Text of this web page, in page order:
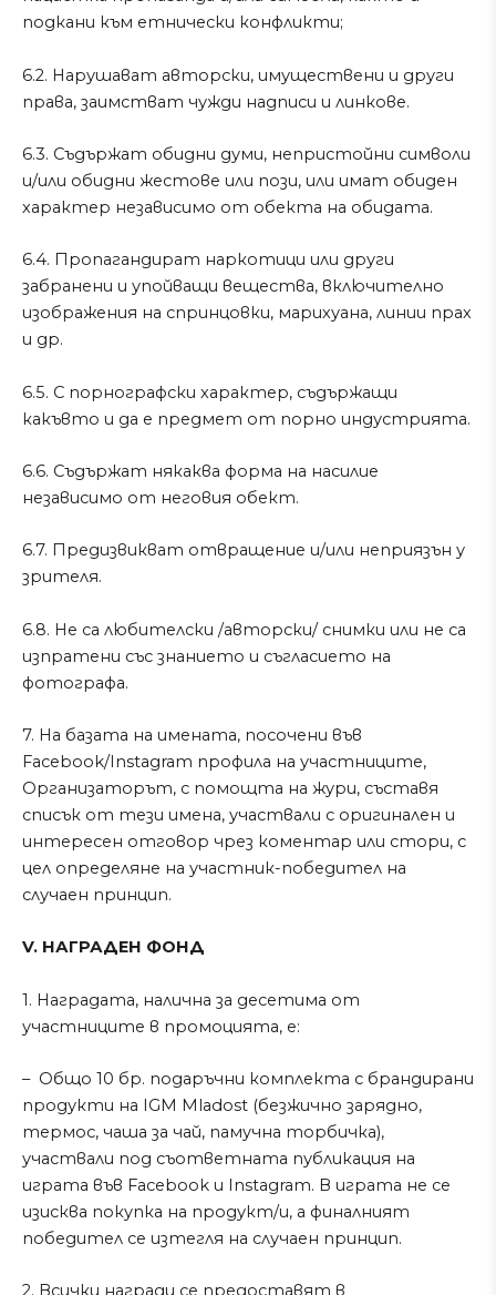
подкани към етнически конфликти;
6.2. Нарушават авторски, имуществени и други
права, заимстват чужди надписи и линкове.
6.3. Съдържат обидни думи, непристойни символи
и/или обидни жестове или пози, или имат обиден
характер независимо от обекта на обидата.
6.4. Пропагандират наркотици или други
забранени и упойващи вещества, включително
изображения на спринцовки, марихуана, линии прах
и др.
6.5. С порнографски характер, съдържащи
какъвто и да е предмет от порно индустрията.
6.6. Съдържат някаква форма на насилие
независимо от неговия обект.
6.7. Предизвикват отвращение и/или неприязън у
зрителя.
6.8. Не са любителски /авторски/ снимки или не са
изпратени със знанието и съгласието на
фотографа.
7. На базата на имената, посочени във
Facebook/Instagram профилa на участниците,
Организаторът, с помощта на жури, съставя
списък от тези имена, участвали с оригинален и
интересен отговор чрез коментар или стори, с
цел определяне на участник-победител на
случаен принцип.
V. НАГРАДЕН ФОНД
1. Наградата, налична за десетима от
участниците в промоцията, е:
– Общо 10 бр. подаръчни комплекта с брандирани
продукти на IGM Mladost (безжично зарядно,
термос, чаша за чай, памучна торбичка),
участвали под съответната публикация на
играта във Facebook и Instagram. В играта не се
изисква покупка на продукт/и, а финалният
победител се изтегля на случаен принцип.
2. Всички награди се предоставят в